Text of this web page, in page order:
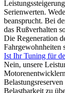
Serienwerten.
beansprucht. Bei
das Rußverhalten
Die Regeneration
Fahrgewohnheiten
Ist Ihr Tuning für
Nein, unsere
Belastbarkeit zu